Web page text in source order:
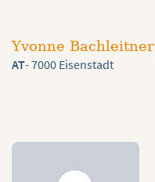
Yvonne Bachleitner
AT- 7000 Eisenstadt